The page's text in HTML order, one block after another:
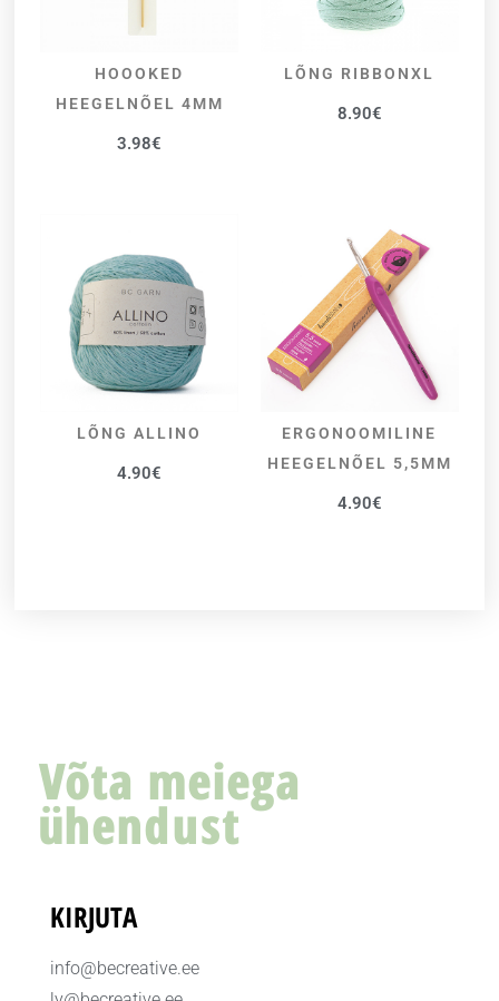
LISA KORVI
HOOOKED
HEEGELNÕEL 4MM
3.98€
VALI
LÕNG RIBBONXL
8.90€
VALI
LÕNG ALLINO
4.90€
LISA KORVI
ERGONOOMILINE
HEEGELNÕEL 5,5MM
4.90€
Võta meiega
ühendust
KIRJUTA
info@becreative.ee